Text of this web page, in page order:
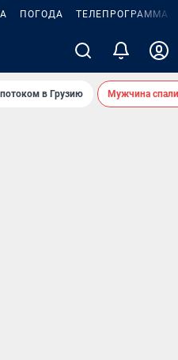
ПОГОДА ТЕЛЕПРОГРАММА
в Грузию Мужчина